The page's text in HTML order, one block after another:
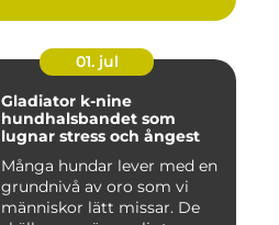
01. jul
Gladiator k-nine
hundhalsbandet som
lugnar stress och ångest
Många hundar lever med en
grundnivå av oro som vi
människor lätt missar. De